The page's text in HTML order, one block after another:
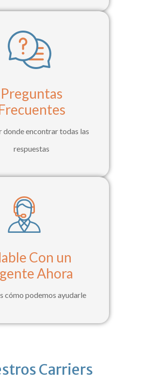
Preguntas
donde encontrar todas las
respuestas
Con un
Ahora
cómo podemos ayudarle
Carriers